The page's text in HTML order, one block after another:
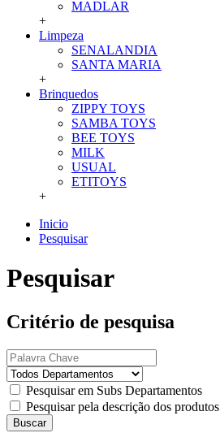
MADLAR
+
Limpeza
SENALANDIA
SANTA MARIA
+
Brinquedos
ZIPPY TOYS
SAMBA TOYS
BEE TOYS
MILK
USUAL
ETITOYS
+
Inicio
Pesquisar
Pesquisar
Critério de pesquisa
Pesquisar em Subs Departamentos
Pesquisar pela descrição dos produtos